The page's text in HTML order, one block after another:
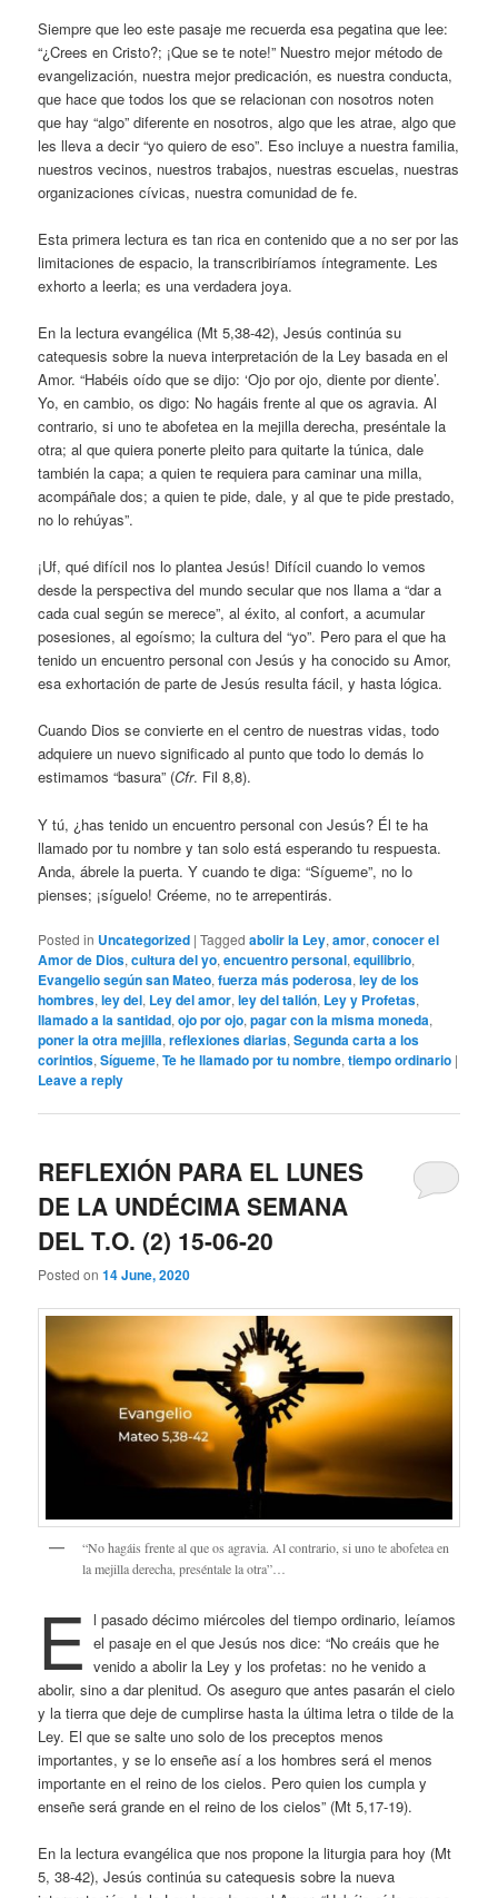
Siempre que leo este pasaje me recuerda esa pegatina que lee:
“¿Crees en Cristo?; ¡Que se te note!” Nuestro mejor método de
evangelización, nuestra mejor predicación, es nuestra conducta,
que hace que todos los que se relacionan con nosotros noten
que hay “algo” diferente en nosotros, algo que les atrae, algo que
les lleva a decir “yo quiero de eso”. Eso incluye a nuestra familia,
nuestros vecinos, nuestros trabajos, nuestras escuelas, nuestras
organizaciones cívicas, nuestra comunidad de fe.
Esta primera lectura es tan rica en contenido que a no ser por las
limitaciones de espacio, la transcribiríamos íntegramente. Les
exhorto a leerla; es una verdadera joya.
En la lectura evangélica (Mt 5,38-42), Jesús continúa su
catequesis sobre la nueva interpretación de la Ley basada en el
Amor. “Habéis oído que se dijo: ‘Ojo por ojo, diente por diente’.
Yo, en cambio, os digo: No hagáis frente al que os agravia. Al
contrario, si uno te abofetea en la mejilla derecha, preséntale la
otra; al que quiera ponerte pleito para quitarte la túnica, dale
también la capa; a quien te requiera para caminar una milla,
acompáñale dos; a quien te pide, dale, y al que te pide prestado,
no lo rehúyas”.
¡Uf, qué difícil nos lo plantea Jesús! Difícil cuando lo vemos
desde la perspectiva del mundo secular que nos llama a “dar a
cada cual según se merece”, al éxito, al confort, a acumular
posesiones, al egoísmo; la cultura del “yo”. Pero para el que ha
tenido un encuentro personal con Jesús y ha conocido su Amor,
esa exhortación de parte de Jesús resulta fácil, y hasta lógica.
Cuando Dios se convierte en el centro de nuestras vidas, todo
adquiere un nuevo significado al punto que todo lo demás lo
estimamos “basura” (Cfr. Fil 8,8).
Y tú, ¿has tenido un encuentro personal con Jesús? Él te ha
llamado por tu nombre y tan solo está esperando tu respuesta.
Anda, ábrele la puerta. Y cuando te diga: “Sígueme”, no lo
pienses; ¡síguelo! Créeme, no te arrepentirás.
Posted in Uncategorized |Tagged abolir la Ley,amor,conocer el
Amor de Dios,cultura del yo,encuentro personal,equilibrio,
Evangelio según san Mateo,fuerza más poderosa,ley de los
hombres,ley del, Ley del amor,ley del talión, Ley y Profetas,
llamado a la santidad,ojo por ojo,pagar con la misma moneda,
poner la otra mejilla,reflexiones diarias,Segunda carta a los
corintios,Sígueme,Te he llamado por tu nombre,tiempo ordinario |
Leave a reply
REFLEXIÓN PARA EL LUNES
DE LA UNDÉCIMA SEMANA
DEL T.O. (2) 15-06-20
Posted on14 June, 2020
“No hagáis frente al que os agravia. Al contrario, si uno te abofetea en
la mejilla derecha, preséntale la otra”…
E l pasado décimo miércoles del tiempo ordinario, leíamos
el pasaje en el que Jesús nos dice: “No creáis que he
venido a abolir la Ley y los profetas: no he venido a
abolir, sino a dar plenitud. Os aseguro que antes pasarán el cielo
y la tierra que deje de cumplirse hasta la última letra o tilde de la
Ley. El que se salte uno solo de los preceptos menos
importantes, y se lo enseñe así a los hombres será el menos
importante en el reino de los cielos. Pero quien los cumpla y
enseñe será grande en el reino de los cielos” (Mt 5,17-19).
En la lectura evangélica que nos propone la liturgia para hoy (Mt
5, 38-42), Jesús continúa su catequesis sobre la nueva